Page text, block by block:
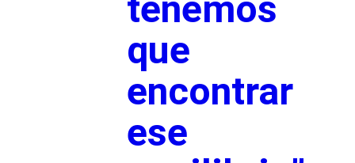
que
encontrar
ese